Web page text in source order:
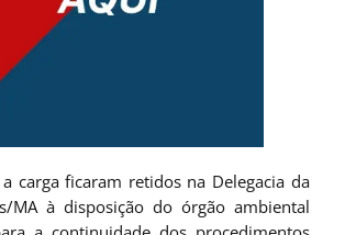
carga ficaram retidos na Delegacia da
MA à disposição do órgão ambiental